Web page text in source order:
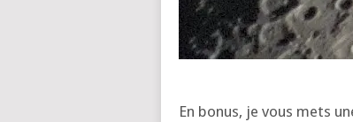
En bonus, je vous mets